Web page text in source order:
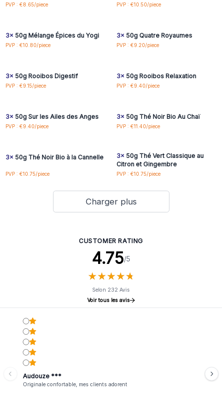
PVP : €8.65/piece PVP : €10.50/piece
Connectez-vous ou
3x50g Mélange Épices du Yogi
PVP : €10.80/piece
Connectez-vous ou
3x50g Quatre Royaumes
PVP : €9.20/piece
Connectez-vous ou
3x50g Rooibos Digestif
PVP : €9.15/piece
Connectez-vous ou
3x50g Rooibos Relaxation
PVP : €9.40/piece
Connectez-vous ou
3x50g Sur les Ailes des Anges
PVP : €9.40/piece
Connectez-vous ou
3x50g Thé Noir Bio Au Chaï
PVP : €11.40/piece
Connectez-vous ou
3x50g Thé Noir Bio à la Cannelle
PVP : €10.75/piece
Connectez-vous ou
3x50g Thé Vert Classique au
Citron et Gingembre
PVP : €10.75/piece
Charger plus
CUSTOMER RATING
4.75/5
★★★★★
★★★★★
Selon 232 Avis
Voir tous les avis
Audouze ***
Originale confortable, mes clients adorent